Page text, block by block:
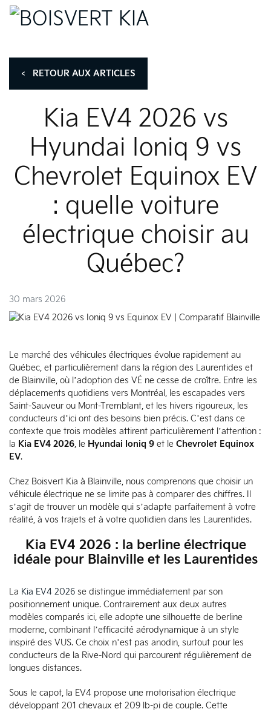
< RETOUR AUX ARTICLES
Kia EV4 2026 vs
Hyundai Ioniq 9 vs
Chevrolet Equinox EV
: quelle voiture
électrique choisir au
Québec?
30 mars 2026
Le marché des véhicules électriques évolue rapidement au
Québec, et particulièrement dans la région des Laurentides et
de Blainville, où l’adoption des VÉ ne cesse de croître. Entre les
déplacements quotidiens vers Montréal, les escapades vers
Saint-Sauveur ou Mont-Tremblant, et les hivers rigoureux, les
conducteurs d’ici ont des besoins bien précis. C’est dans ce
contexte que trois modèles attirent particulièrement l’attention :
la Kia EV4 2026, le Hyundai Ioniq 9 et le Chevrolet Equinox
EV.
Chez Boisvert Kia à Blainville, nous comprenons que choisir un
véhicule électrique ne se limite pas à comparer des chiffres. Il
s’agit de trouver un modèle qui s’adapte parfaitement à votre
réalité, à vos trajets et à votre quotidien dans les Laurentides.
Kia EV4 2026 : la berline électrique
idéale pour Blainville et les Laurentides
La Kia EV4 2026 se distingue immédiatement par son
positionnement unique. Contrairement aux deux autres
modèles comparés ici, elle adopte une silhouette de berline
moderne, combinant l’efficacité aérodynamique à un style
inspiré des VUS. Ce choix n’est pas anodin, surtout pour les
conducteurs de la Rive-Nord qui parcourent régulièrement de
longues distances.
Sous le capot, la EV4 propose une motorisation électrique
développant 201 chevaux et 209 lb-pi de couple. Cette